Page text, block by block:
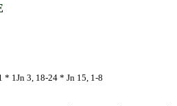
* 1Jn 3, 18-24 * Jn 15, 1-8